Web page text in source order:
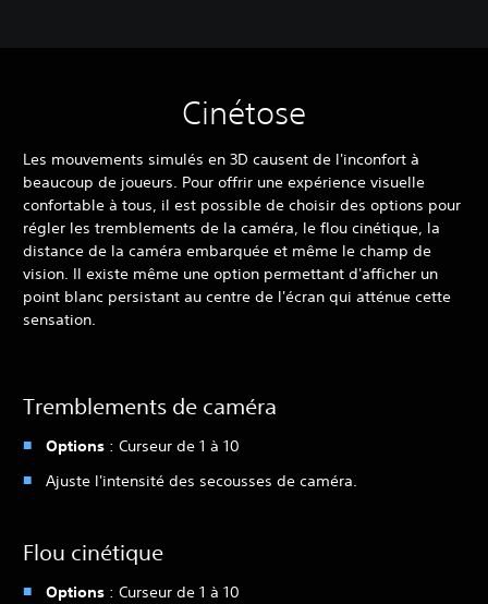
Cinétose
Les mouvements simulés en 3D causent de l'inconfort à
beaucoup de joueurs. Pour offrir une expérience visuelle
confortable à tous, il est possible de choisir des options pour
régler les tremblements de la caméra, le flou cinétique, la
distance de la caméra embarquée et même le champ de
vision. Il existe même une option permettant d'afficher un
point blanc persistant au centre de l'écran qui atténue cette
sensation.
Tremblements de caméra
Options : Curseur de 1 à 10
Ajuste l'intensité des secousses de caméra.
Flou cinétique
Options : Curseur de 1 à 10